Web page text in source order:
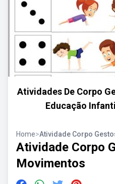
Atividades De Corpo
Educação
Home>Atividade Corpo
Atividade Corpo
Movimentos